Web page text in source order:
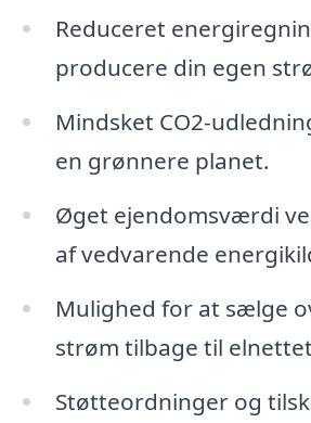
Reduceret
producere din egen
Mindsket CO2-
en grønnere planet.
Øget ejendomsværdi
af vedvarende
Mulighed for at sælge
strøm tilbage til
Støtteordninger og